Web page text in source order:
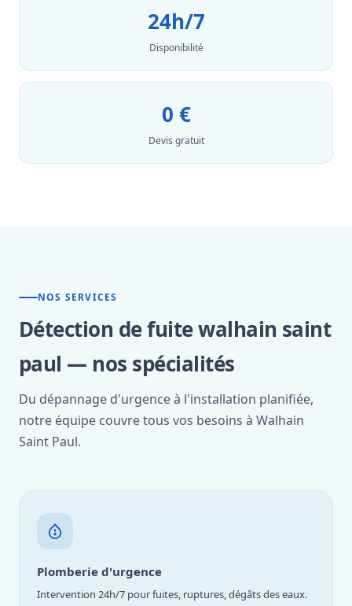
24h/7
Disponibilité
0 €
Devis gratuit
NOS SERVICES
Détection de fuite walhain saint
paul — nos spécialités
Du dépannage d'urgence à l'installation planifiée,
notre équipe couvre tous vos besoins à Walhain
Saint Paul.
Plomberie d'urgence
Intervention 24h/7 pour fuites, ruptures, dégâts des eaux.